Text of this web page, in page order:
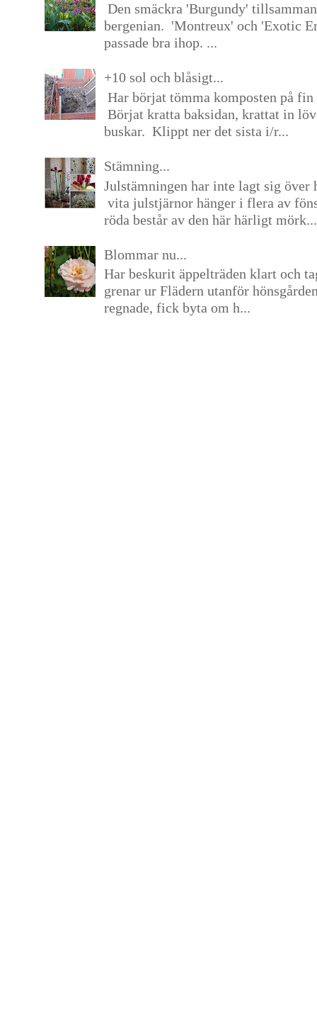
Den smäckra 'Burgundy'
bergenian. 'Montreux' och 'Exotic
passade bra ihop. ...
+10 sol och blåsigt...
Har börjat tömma komposten på
Börjat kratta baksidan, krattat in
buskar. Klippt ner det sista i/r...
Stämning...
Julstämningen har inte lagt sig över
vita julstjärnor hänger i flera av
röda består av den här härligt mörk...
Blommar nu...
Har beskurit äppelträden klart och
grenar ur Flädern utanför
regnade, fick byta om h...